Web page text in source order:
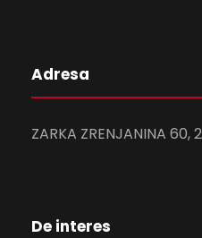
Adresa
ZARKA ZRENJANINA 60,
De interes